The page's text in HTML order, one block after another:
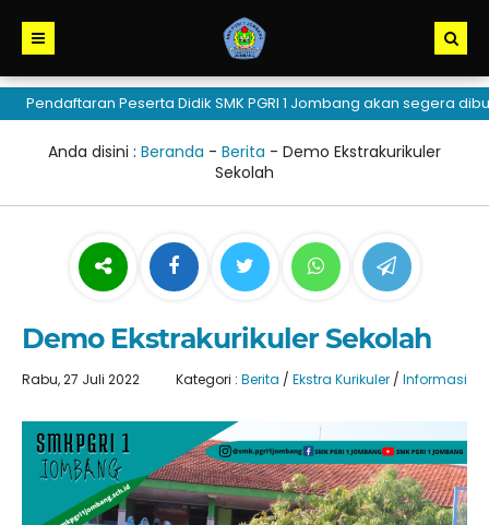
Peserta Didik SMK PGRI 1 Jombang akan segera dibuka
Anda disini : Beranda - Berita - Demo Ekstrakurikuler
Sekolah
Demo Ekstrakurikuler Sekolah
Rabu, 27 Juli 2022 Kategori : Berita / Ekstra Kurikuler / Informasi